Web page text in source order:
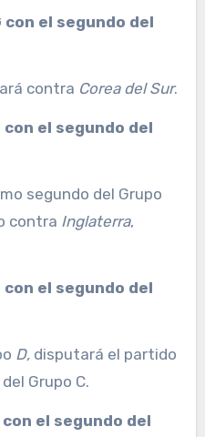
con el segundo del
contra Corea del Sur.
con el segundo del
segundo del Grupo
contra Inglaterra,
con el segundo del
D, disputará el partido
Grupo C.
el segundo del